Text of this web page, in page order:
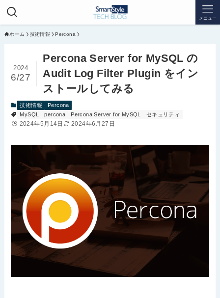
メニュー
ホーム 技術情報 Percona
Percona Server for MySQL の
Audit Log Filter Plugin をイン
ストールしてみる
2024
6/27
技術情報
Percona
MySQL
percona Percona Server for MySQL セキュリティ
2024年5月14日 2024年6月27日